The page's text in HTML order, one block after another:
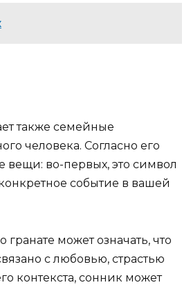
также семейные
человека. Согласно его
вещи: во-первых, это символ
событие в вашей
может означать, что
с любовью, страстью
контекста, сонник может